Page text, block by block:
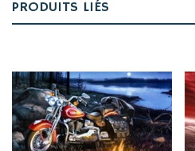
PRODUITS LIÉS